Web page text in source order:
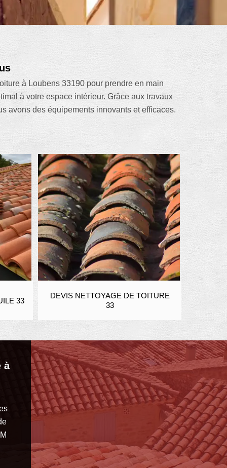
à Loubens 33190 pour prendre en main
à votre espace intérieur. Grâce aux travaux
avons des équipements innovants et efficaces.
NETTOYAGE DE TOITURE
ENDUIT ET
PIERRE 33
à